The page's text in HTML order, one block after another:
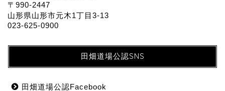
〒990-2447
山形県山形市元木1丁目3-13
023-625-0900
田畑道場公認SNS
田畑道場公認Facebook